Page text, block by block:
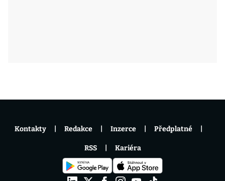
Kontakty Redakce Inzerce Předplatné
RSS Kariéra